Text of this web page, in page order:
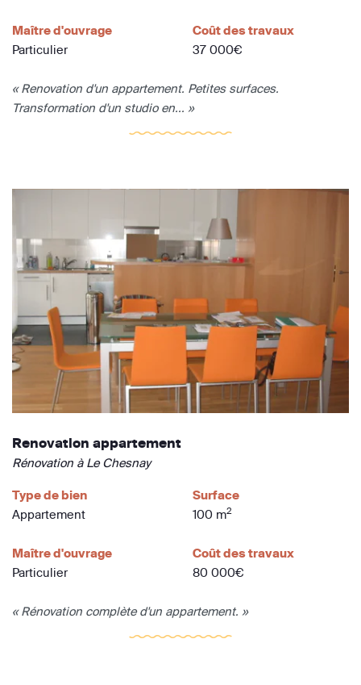
Maître d'ouvrage
Particulier
Coût des travaux
37 000€
« Renovation d'un appartement. Petites surfaces.
Transformation d'un studio en... »
Renovation appartement
Rénovation à Le Chesnay
Type de bien
Appartement
Surface
100 m2
Maître d'ouvrage
Particulier
Coût des travaux
80 000€
« Rénovation complète d'un appartement. »